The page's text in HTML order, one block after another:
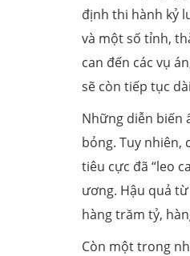
định thi hành kỷ
và một số tỉnh,
can đến các vụ
sẽ còn tiếp tục
Những diễn biến
bỏng. Tuy nhiên,
tiêu cực đã “leo
ương. Hậu quả
hàng trăm tỷ,
Còn một trong